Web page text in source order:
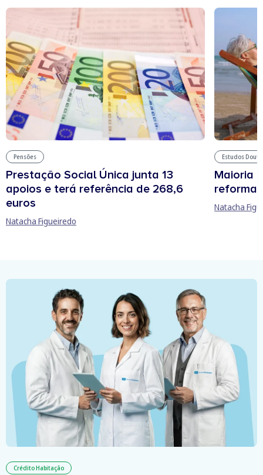
Pensões
Prestação Social Única junta 13
apoios e terá referência de 268,6
euros
Natacha Figueiredo
Estudos
Maioria
reforma
Natacha
Crédito Habitação